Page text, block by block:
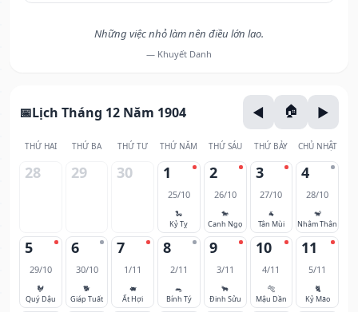
Những việc nhỏ làm nên điều lớn lao.
— Khuyết Danh
Lịch Tháng 12 Năm 1904
THỨ HAI THỨ BA THỨ TƯ THỨ NĂM THỨ SÁU THỨ BẢY CHỦ NHẬT
28 29 30 1
25/10
🐍
Kỷ Tỵ
2
26/10
🐎
Canh Ngọ
3
27/10
🐐
Tân Mùi
4
28/10
🐒
Nhâm Thân
5
29/10
🐓
Quý Dậu
6
30/10
🐕
Giáp Tuất
7
1/11
🐖
Ất Hợi
8
2/11
🐀
Bính Tý
9
3/11
🐂
Đinh Sửu
10
4/11
🐅
Mậu Dần
11
5/11
🐈
Kỷ Mão